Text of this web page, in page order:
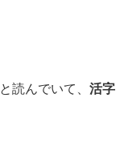
と読んでいて、 活字